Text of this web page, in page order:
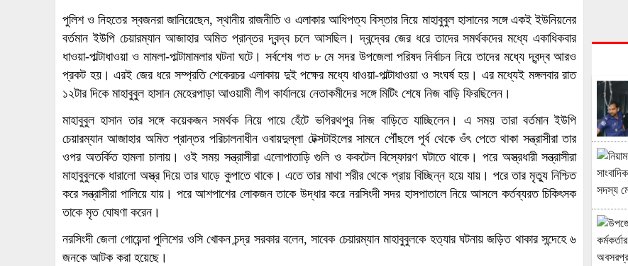
পুলিশ ও নিহতের স্বজনরা জানিয়েছেন, স্থানীয় রাজনীতি ও এলাকার আধিপত্য বিস্তার নিয়ে মাহাবুবুল হাসানের সঙ্গে একই ইউনিয়নের
বর্তমান ইউপি চেয়ারম্যান আজাহার অমিত প্রান্তর দ্বন্দ্ব চলে আসছিল। দ্বন্দ্বের জের ধরে তাদের সমর্থকদের মধ্যে একাধিকবার
ধাওয়া-পাল্টাধাওয়া ও মামলা-পাল্টামামলার ঘটনা ঘটে। সর্বশেষ গত ৮ মে সদর উপজেলা পরিষদ নির্বাচন নিয়ে তাদের মধ্যে দ্বন্দ্ব আরও
প্রকট হয়। এরই জের ধরে সম্প্রতি শেকেরচর এলাকায় দুই পক্ষের মধ্যে ধাওয়া-পাল্টাধাওয়া ও সংঘর্ষ হয়। এর মধ্যেই মঙ্গলবার রাত
১২টার দিকে মাহাবুবুল হাসান মেহেরপাড়া আওয়ামী লীগ কার্যালয়ে নেতাকমীদের সঙ্গে মিটিং শেষে নিজ বাড়ি ফিরছিলেন।
মাহাবুবুল হাসান তার সঙ্গে কয়েকজন সমর্থক নিয়ে পায়ে হেঁটে ভগিরথপুর নিজ বাড়িতে যাচ্ছিলেন। এ সময় তারা বর্তমান ইউপি
চেয়ারম্যান আজাহার অমিত প্রান্তর পরিচালনাধীন ওবায়দুল্লা টেক্সটাইলের সামনে পৌঁছলে পূর্ব থেকে ওঁৎ পেতে থাকা সন্ত্রাসীরা তার
ওপর অতর্কিত হামলা চালায়। ওই সময় সন্ত্রাসীরা এলোপাতাড়ি গুলি ও ককটেল বিস্ফোরণ ঘটাতে থাকে। পরে অস্ত্রধারী সন্ত্রাসীরা
মাহাবুবুলকে ধারালো অস্ত্র দিয়ে তার ঘাড়ে কুপাতে থাকে। এতে তার মাথা শরীর থেকে প্রায় বিচ্ছিন্ন হয়ে যায়। পরে তার মৃত্যু নিশ্চিত
করে সন্ত্রাসীরা পালিয়ে যায়। পরে আশপাশের লোকজন তাকে উদ্ধার করে নরসিংদী সদর হাসপাতালে নিয়ে আসলে কর্তব্যরত চিকিৎসক
তাকে মৃত ঘোষণা করেন।
নরসিংদী জেলা গোয়েন্দা পুলিশের ওসি খোকন চন্দ্র সরকার বলেন, সাবেক চেয়ারম্যান মাহাবুবুলকে হত্যার ঘটনায় জড়িত থাকার সন্দেহে ৬
জনকে আটক করা হয়েছে।